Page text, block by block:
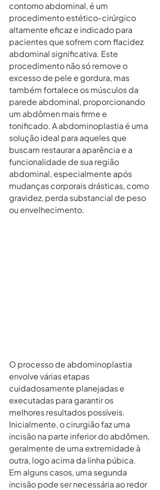
contorno abdominal, é um
procedimento estético-cirúrgico
altamente eficaz e indicado para
pacientes que sofrem com flacidez
abdominal significativa. Este
procedimento não só remove o
excesso de pele e gordura, mas
também fortalece os músculos da
parede abdominal, proporcionando
um abdômen mais firme e
tonificado. A abdominoplastia é uma
solução ideal para aqueles que
buscam restaurar a aparência e a
funcionalidade de sua região
abdominal, especialmente após
mudanças corporais drásticas, como
gravidez, perda substancial de peso
ou envelhecimento.
O processo de abdominoplastia
envolve várias etapas
cuidadosamente planejadas e
executadas para garantir os
melhores resultados possíveis.
Inicialmente, o cirurgião faz uma
incisão na parte inferior do abdômen,
geralmente de uma extremidade à
outra, logo acima da linha púbica.
Em alguns casos, uma segunda
incisão pode ser necessária ao redor